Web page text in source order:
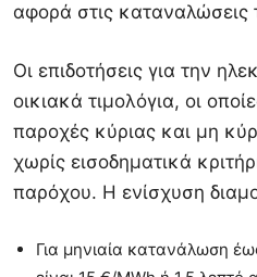
αφορά στις καταναλώσεις
Οι επιδοτήσεις για την
οικιακά τιμολόγια, οι
παροχές κύριας και μη
χωρίς εισοδηματικά
παρόχου. Η ενίσχυση
Για μηνιαία κατανάλωση